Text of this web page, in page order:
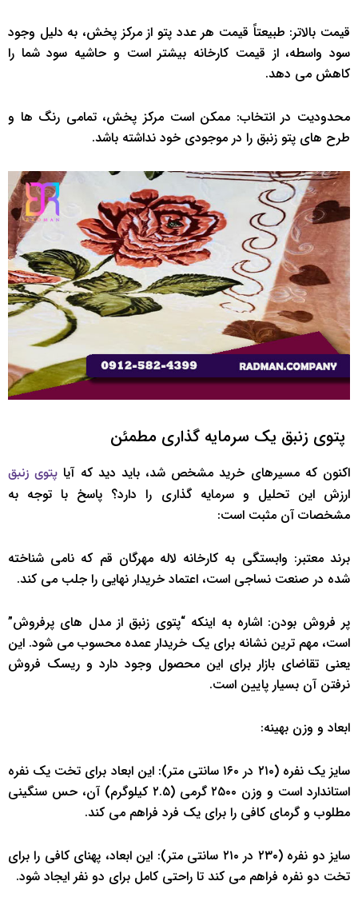
قیمت بالاتر: طبیعتاً قیمت هر عدد پتو از مرکز پخش، به دلیل وجود
سود واسطه، از قیمت کارخانه بیشتر است و حاشیه سود شما را
کاهش می دهد.
محدودیت در انتخاب: ممکن است مرکز پخش، تمامی رنگ ها و
طرح های پتو زنبق را در موجودی خود نداشته باشد.
پتوی زنبق یک سرمایه گذاری مطمئن
اکنون که مسیرهای خرید مشخص شد، باید دید که آیا پتوی زنبق
ارزش این تحلیل و سرمایه گذاری را دارد؟ پاسخ با توجه به
مشخصات آن مثبت است:
برند معتبر: وابستگی به کارخانه لاله مهرگان قم که نامی شناخته
شده در صنعت نساجی است، اعتماد خریدار نهایی را جلب می کند.
پر فروش بودن: اشاره به اینکه “پتوی زنبق از مدل های پرفروش”
است، مهم ترین نشانه برای یک خریدار عمده محسوب می شود. این
یعنی تقاضای بازار برای این محصول وجود دارد و ریسک فروش
نرفتن آن بسیار پایین است.
ابعاد و وزن بهینه:
سایز یک نفره (۲۱۰ در ۱۶۰ سانتی متر): این ابعاد برای تخت یک نفره
استاندارد است و وزن ۲۵۰۰ گرمی (۲.۵ کیلوگرم) آن، حس سنگینی
مطلوب و گرمای کافی را برای یک فرد فراهم می کند.
سایز دو نفره (۲۳۰ در ۲۱۰ سانتی متر): این ابعاد، پهنای کافی را برای
تخت دو نفره فراهم می کند تا راحتی کامل برای دو نفر ایجاد شود.